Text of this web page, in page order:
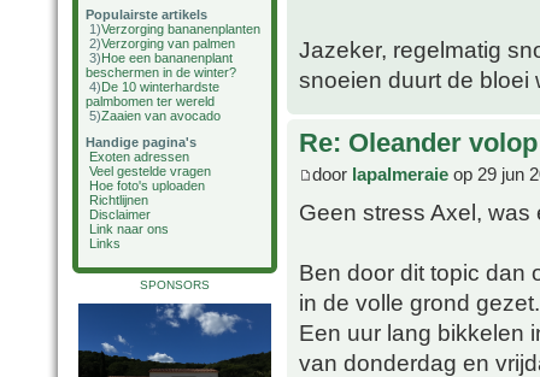
Populairste artikels
1)Verzorging bananenplanten
2)Verzorging van palmen
3)Hoe een bananenplant
beschermen in de winter?
4)De 10 winterhardste
palmbomen ter wereld
5)Zaaien van avocado
Handige pagina's
Exoten adressen
Veel gestelde vragen
Hoe foto's uploaden
Richtlijnen
Disclaimer
Link naar ons
Links
SPONSORS
Jazeker, regelmatig
snoeien duurt de bloei
Re: Oleander
door lapalmeraie op 29 jun
Geen stress Axel,
Ben door dit topic dan
in de volle grond gezet.
Een uur lang bikkelen
van donderdag en